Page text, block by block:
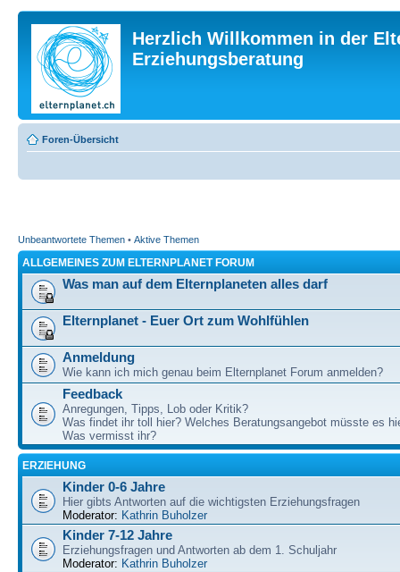
Herzlich Willkommen in der
Erziehungsberatung
Foren-Übersicht
Unbeantwortete Themen • Aktive Themen
ALLGEMEINES ZUM ELTERNPLANET FORUM
Was man auf dem Elternplaneten alles darf
Elternplanet - Euer Ort zum Wohlfühlen
Anmeldung
Wie kann ich mich genau beim Elternplanet Forum anmelden?
Feedback
Anregungen, Tipps, Lob oder Kritik?
Was findet ihr toll hier? Welches Beratungsangebot müsste es
Was vermisst ihr?
ERZIEHUNG
Kinder 0-6 Jahre
Hier gibts Antworten auf die wichtigsten Erziehungsfragen
Moderator: Kathrin Buholzer
Kinder 7-12 Jahre
Erziehungsfragen und Antworten ab dem 1. Schuljahr
Moderator: Kathrin Buholzer